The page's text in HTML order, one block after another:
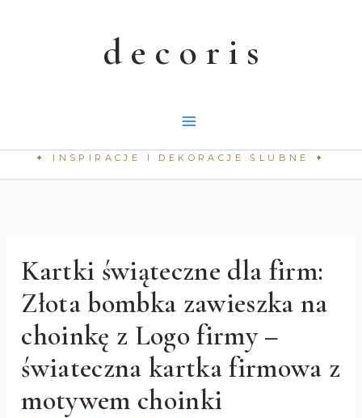
Kartki świąteczne dla firm:
Złota bombka zawieszka na
choinkę z Logo firmy –
świateczna kartka firmowa z
motywem choinki